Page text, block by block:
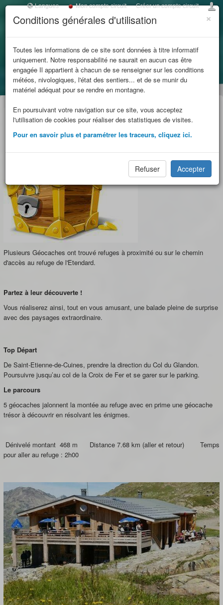
×
Conditions générales d'utilisation
Toutes les informations de ce site sont données à titre informatif
uniquement. Notre responsabilité ne saurait en aucun cas être
engagée Il appartient à chacun de se renseigner sur les conditions
météos, nivologiques, l'état des sentiers... et de se munir du
matériel adéquat pour se rendre en montagne.
En poursuivant votre navigation sur ce site, vous acceptez
l'utilisation de cookies pour réaliser des statistiques de visites.
Pour en savoir plus et paramétrer les traceurs, cliquez ici.
Refuser Accepter
Langues Mon compte circuit Créer un compte circuit
LES REFUGES DE
SAVOIE
et massifs
limitrophes
Accueil Le mystérieux Refuge de l'Etendard
Plusieurs Géocaches ont trouvé refuges à proximité ou sur le chemin
d'accès au refuge de l'Etendard.
Partez à leur découverte !
Vous réaliserez ainsi, tout en vous amusant, une balade pleine de surprise
avec des paysages extraordinaire.
Top Départ
De Saint-Etienne-de-Cuines, prendre la direction du Col du Glandon.
Poursuivre jusqu’au col de la Croix de Fer et se garer sur le parking.
Le parcours
5 géocaches jalonnent la montée au refuge avec en prime une géocache
trésor à découvrir en résolvant les énigmes.
Dénivelé montant 468 m Distance 7.68 km (aller et retour) Temps
pour aller au refuge : 2h00